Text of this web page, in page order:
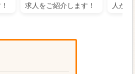
求人をご紹介します！
人が